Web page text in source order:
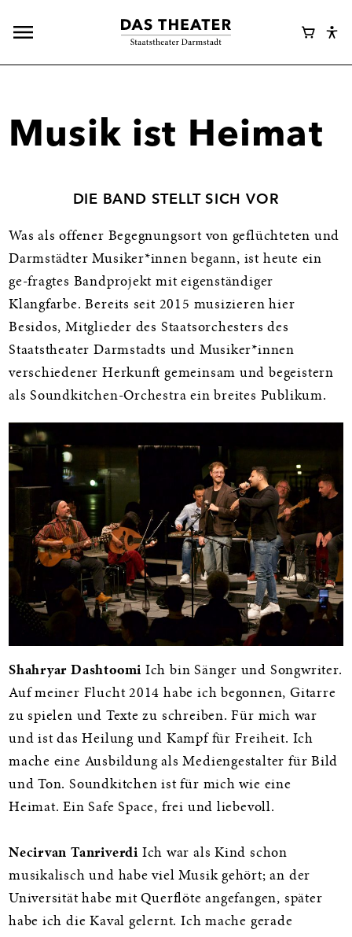
Hauptnavigation
Webshop
Musik ist Heimat
DIE BAND STELLT SICH VOR
Was als offener Begegnungsort von geflüchteten und
Darmstädter Musiker*innen begann, ist heute ein
ge-fragtes Bandprojekt mit eigenständiger
Klangfarbe. Bereits seit 2015 musizieren hier
Besidos, Mitglieder des Staatsorchesters des
Staatstheater Darmstadts und Musiker*innen
verschiedener Herkunft gemeinsam und begeistern
als Soundkitchen-Orchestra ein breites Publikum.
Shahryar Dashtoomi Ich bin Sänger und Songwriter.
Auf meiner Flucht 2014 habe ich begonnen, Gitarre
zu spielen und Texte zu schreiben. Für mich war
und ist das Heilung und Kampf für Freiheit. Ich
mache eine Ausbildung als Mediengestalter für Bild
und Ton. Soundkitchen ist für mich wie eine
Heimat. Ein Safe Space, frei und liebevoll.
Necirvan Tanriverdi Ich war als Kind schon
musikalisch und habe viel Musik gehört; an der
Universität habe mit Querflöte angefangen, später
habe ich die Kaval gelernt. Ich mache gerade